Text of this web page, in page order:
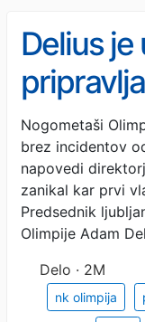
Delius je
Nogometaši
brez incidentov
napovedi
zanikal kar prvi
Predsednik
Olimpije Adam
Delo · 2M
nk olimpija